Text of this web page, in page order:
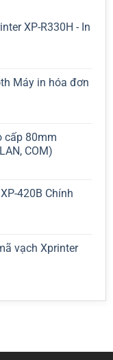
XP-R330H - In
Máy in hóa đơn
cấp 80mm
COM)
420B Chính
vạch Xprinter